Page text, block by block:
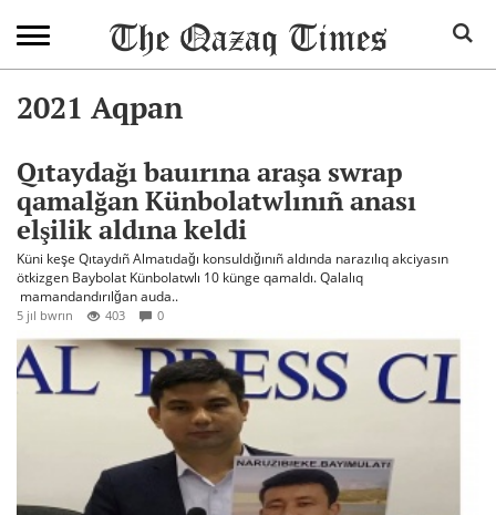
2021 Aqpan
Qıtaydağı bauırına araşa swrap
qamalğan Künbolatwlınıñ anası
elşilik aldına keldi
Küni keşe Qıtaydıñ Almatıdağı konsuldığınıñ aldında narazılıq akciyasın
ötkizgen Baybolat Künbolatwlı 10 künge qamaldı. Qalalıq
mamandandırılğan auda..
5 jıl bwrın 403 0